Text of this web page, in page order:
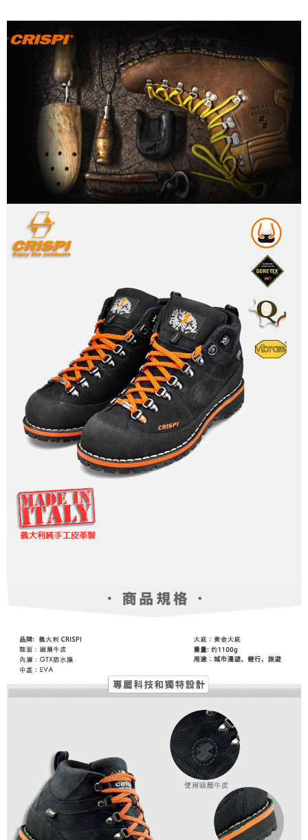
匯豐（台灣）商業銀行
華泰商業銀行
聯邦商業銀行
遠東國際商業銀行
元大商業銀行
永豐商業銀行
玉山商業銀行
星展（台灣）商業銀行
台新國際商業銀行
中國信託商業銀行
台灣樂天信用卡公司
匯豐（台灣）商業銀行
華泰商業銀行
聯邦商業銀行
遠東國際商業銀行
元大商業銀行
永豐商業銀行
玉山商業銀行
星展（台灣）商業銀行
台新國際商業銀行
中國信託商業銀行
台灣樂天信用卡公司
上海商業儲蓄銀行
台北富邦商業銀行
國泰世華商業銀行
兆豐國際商業銀行
臺灣中小企業銀行
台中商業銀行
匯豐（台灣）商業銀行
華泰商業銀行
聯邦商業銀行
遠東國際商業銀行
元大商業銀行
永豐商業銀行
玉山商業銀行
星展（台灣）商業銀行
台新國際商業銀行
中國信託商業銀行
台灣樂天信用卡公司
上海商業儲蓄銀行
台北富邦商業銀行
兆豐國際商業銀行
臺灣中小企業銀行
台中商業銀行
匯豐（台灣）商業銀行
華泰商業銀行
聯邦商業銀行
遠東國際商業銀行
元大商業銀行
永豐商業銀行
玉山商業銀行
星展（台灣）商業銀行
台新國際商業銀行
中國信託商業銀行
台灣樂天信用卡公司
悠遊付
AFTEE先享後付
相關說明
【關於「AFTEE先享後付」】
AFTEE先享後付是「在收到商品之後才付款」的支付方式。 讓您購物簡單
便利好安心！
１．簡單：不需註冊會員、不需綁卡、不需儲值。
２．便利：只要手機號碼，簡訊認證，即可結帳。
３．安心：先確認商品／服務後，再付款。
【「AFTEE先享後付」結帳流程】
１．於結帳方式選擇「AFTEE先享後付」後，將跳轉至「AFTEE先享後付」
結帳頁面，進行簡訊認證並確認金額後，即可完成結帳。
２．訂單成立數日內，您將收到繳費通知簡訊。
３．收到繳費通知簡訊後14天內，點擊此簡訊中的連結，可透過四大超商／
ATM／網路銀行／等多元方式進行付款，方視為交易完成。
※ 請注意：結帳手續完成當下不需立刻繳費，但若您需要取消訂單，請聯絡
購買商品的店家。未經商家同意取消之訂單仍視為有效，需透過AFTEE先享
※ 交易是否成功請以「AFTEE先享後付 」之結帳頁面顯示為準，若有關於
是否繳費成功／繳費後需取消欲退款等相關疑問，請聯繫「AFTEE先享後付
https://netprotections.freshdesk.com/support/home
１．透過由恩沛科技股份有限公司提供之「AFTEE先享後付」服務完成之交
易，需依本服務之必要範圍內提供個人資料，並將交易相關給付款項請求債
權轉讓予恩沛科技股份有限公司。
２．關於個人資料處理事宜，請瀏覽以下網址：
https://aftee.tw/terms/#terms3
３．未成年的使用者請事先徵得法定代理人或監護人之同意方可使用
「AFTEE先享後付」，若未經同意申辦者引起之損失，本公司不負相關責
任。
４．使用「AFTEE先享後付」時，將依據個別帳號之用戶狀況，依本公司即
時審查核予不同之上限額度；若仍有額度不足之情形，本公司將視審查結果
５．嚴禁一人註冊多個帳號或使用他人資訊註冊。若發現惡意使用之情形，
恩沛科技股份有限公司將有權停止該用戶之使用額度並採取法律行動。
運送方式
每筆NT$120，滿NT$888(含以上)免運費